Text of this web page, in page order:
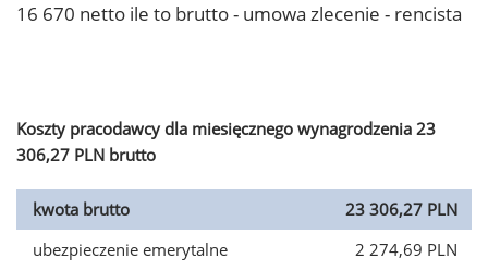
16 670 netto ile to brutto - umowa zlecenie - rencista
Koszty pracodawcy dla miesięcznego wynagrodzenia 23
306,27 PLN brutto
kwota brutto
23 306,27 PLN
ubezpieczenie emerytalne
2 274,69 PLN